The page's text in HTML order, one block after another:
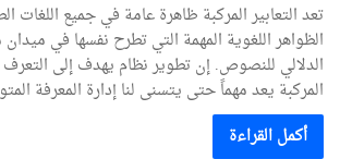
تعد التعابير المركبة ظاهرة عامة في جميع اللغات
الظواهر اللغوية المهمة التي تطرح نفسها في
الدلالي للنصوص. إن تطوير نظام يهدف إلى
المركبة يعد مهماً حتى يتسنى لنا إدارة المعرفة
أكمل القراءة